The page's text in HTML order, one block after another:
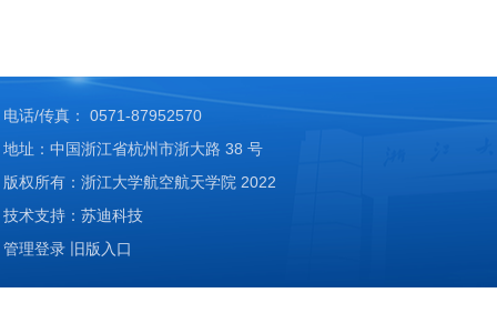
电话/传真： 0571-87952570
地址：中国浙江省杭州市浙大路 38 号
版权所有：浙江大学航空航天学院 2022
技术支持：苏迪科技
管理登录 旧版入口